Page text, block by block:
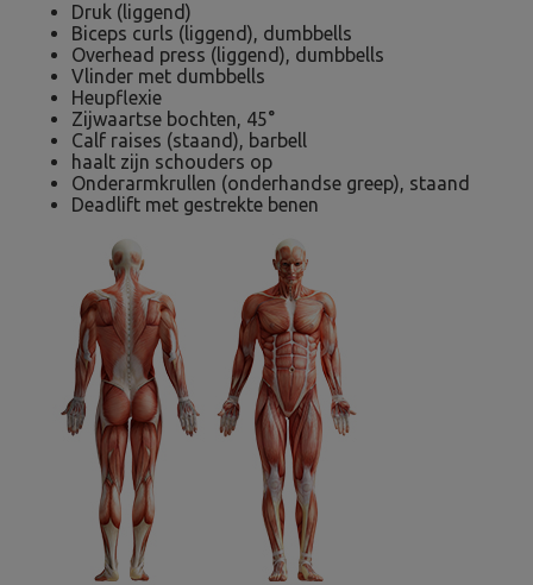
Druk (liggend)
Biceps curls (liggend), dumbbells
Overhead press (liggend), dumbbells
Vlinder met dumbbells
Heupflexie
Zijwaartse bochten, 45°
Calf raises (staand), barbell
haalt zijn schouders op
Onderarmkrullen (onderhandse greep), staand
Deadlift met gestrekte benen